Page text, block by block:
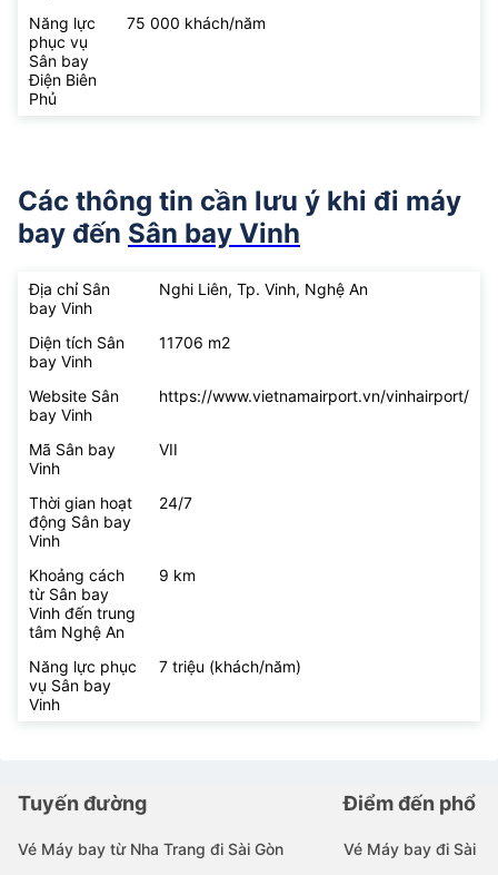
Năng lực
phục vụ
Sân bay
Điện Biên
Phủ
75 000 khách/năm
Các thông tin cần lưu ý khi đi máy
bay đến Sân bay Vinh
Địa chỉ Sân
bay Vinh
Nghi Liên, Tp. Vinh, Nghệ An
Diện tích Sân
bay Vinh
11706 m2
Website Sân
bay Vinh
https://www.vietnamairport.vn/vinhairport/
Mã Sân bay
Vinh
VII
Thời gian hoạt
động Sân bay
Vinh
24/7
Khoảng cách
từ Sân bay
Vinh đến trung
tâm Nghệ An
9 km
Năng lực phục
vụ Sân bay
Vinh
7 triệu (khách/năm)
Tuyến đường
Vé Máy bay từ Nha Trang đi Sài Gòn
Điểm đến phổ
Vé Máy bay đi Sài